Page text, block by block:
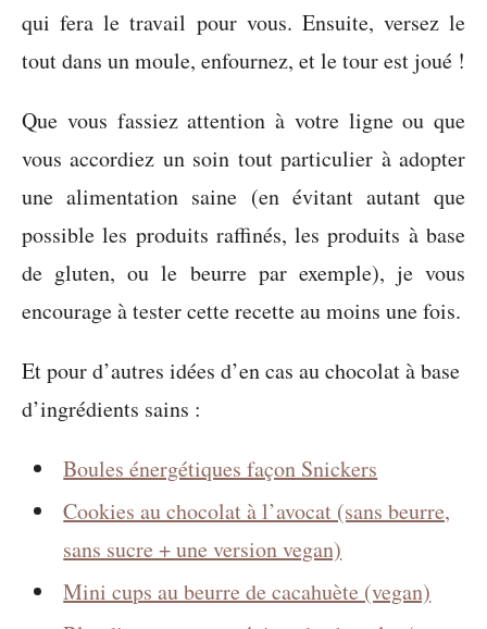
qui fera le travail pour vous. Ensuite, versez le
tout dans un moule, enfournez, et le tour est joué !
Que vous fassiez attention à votre ligne ou que
vous accordiez un soin tout particulier à adopter
une alimentation saine (en évitant autant que
possible les produits raffinés, les produits à base
de gluten, ou le beurre par exemple), je vous
encourage à tester cette recette au moins une fois.
Et pour d’autres idées d’en cas au chocolat à base
d’ingrédients sains :
Boules énergétiques façon Snickers
Cookies au chocolat à l’avocat (sans beurre,
sans sucre + une version vegan)
Mini cups au beurre de cacahuète (vegan)